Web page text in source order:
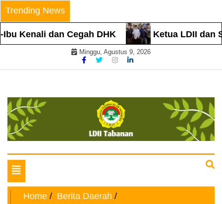
Skip
to
content
Trending News
Kenali dan Cegah DHK Ketua LDII dan
Minggu, Agustus 9, 2026
LDII TABANAN
Toggle
navigation
Home
Berita Daerah